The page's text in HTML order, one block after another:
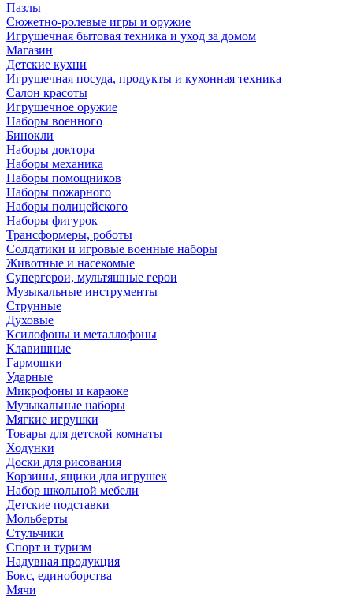
Пазлы
Сюжетно-ролевые игры и оружие
Игрушечная бытовая техника и уход за домом
Магазин
Детские кухни
Игрушечная посуда, продукты и кухонная техника
Салон красоты
Игрушечное оружие
Наборы военного
Бинокли
Наборы доктора
Наборы механика
Наборы помощников
Наборы пожарного
Наборы полицейского
Наборы фигурок
Трансформеры, роботы
Солдатики и игровые военные наборы
Животные и насекомые
Супергерои, мультяшные герои
Музыкальные инструменты
Струнные
Духовые
Ксилофоны и металлофоны
Клавишные
Гармошки
Ударные
Микрофоны и караоке
Музыкальные наборы
Мягкие игрушки
Товары для детской комнаты
Ходунки
Доски для рисования
Корзины, ящики для игрушек
Набор школьной мебели
Детские подставки
Мольберты
Стульчики
Спорт и туризм
Надувная продукция
Бокс, единоборства
Мячи